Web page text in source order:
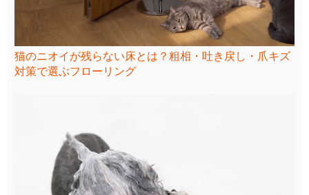
猫のニオイが残らない床とは？粗相・吐き戻し・爪キズ
対策で選ぶフローリング